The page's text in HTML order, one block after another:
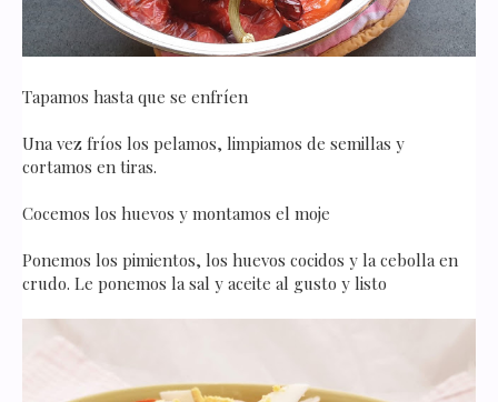
Tapamos hasta que se enfríen
Una vez fríos los pelamos, limpiamos de semillas y
cortamos en tiras.
Cocemos los huevos y montamos el moje
Ponemos los pimientos, los huevos cocidos y la cebolla en
crudo. Le ponemos la sal y aceite al gusto y listo